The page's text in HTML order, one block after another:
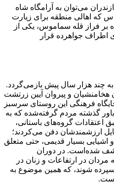
می‌توان به آرامگاه شاه
که اهالی منطقه برای زیارت
بر فراز قله سماموس، یکی از
اطراف جواهرده قرار
چند هزار سال پیش بازمی‌گردد.
هخامنشیان و پیروان آیین زرتشت
فرهنگی این روستای سرسبز
گذشته مردم گرفته‌شده که به
اعتقادات گروه‌های باستانی،
ارزشمندشان دفن می‌کردند؛
اشیایی بسیار قدیمی، حتی متعلق
شده‌است. در دوران
مردان در ارتفاعات و زنان در
شوند، که همین موضوع به